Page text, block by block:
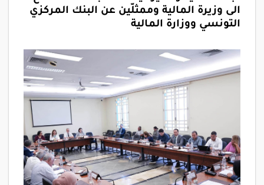
الى وزيرة المالية وممثلّين عن البنك المركزي
التونسي ووزارة المالية